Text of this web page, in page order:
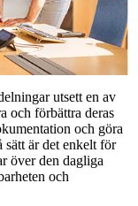
utsett en av
och förbättra deras
och göra
sätt är det enkelt för
över den dagliga
och